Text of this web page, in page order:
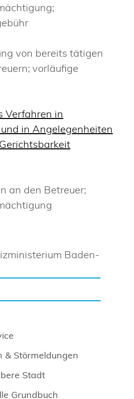
& Störmeldungen
Stadt
Grundbuch
von bereits tätigen
vorläufige
Verfahren in
in Angelegenheiten
an den Betreuer;
Baden-